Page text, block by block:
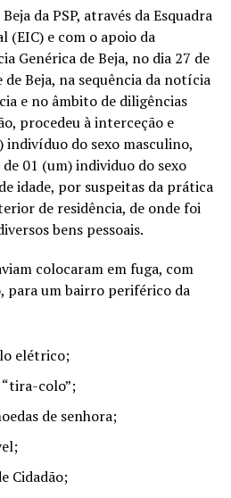
da PSP, através da Esquadra
(EIC) e com o apoio da
Genérica de Beja, no dia 27 de
Beja, na sequência da notícia
e no âmbito de diligências
procedeu à interceção e
do sexo masculino,
01 (um) individuo do sexo
idade, por suspeitas da prática
de residência, de onde foi
bens pessoais.
colocaram em fuga, com
para um bairro periférico da
elétrico;
“tira-colo”;
de senhora;
Cidadão;